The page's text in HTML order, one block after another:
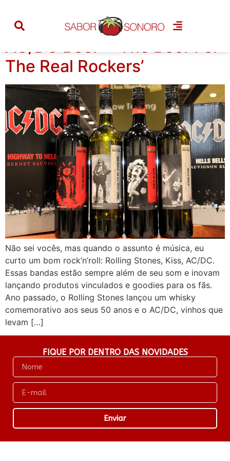
Categoria:novidade
AC/DC Beer – ‘The Beer For
The Real Rockers’
Não sei vocês, mas quando o assunto é música, eu
curto um bom rock’n’roll: Rolling Stones, Kiss, AC/DC.
Essas bandas estão sempre além de seu som e inovam
lançando produtos vinculados e goodies para os fãs.
Ano passado, o Rolling Stones lançou um whisky
comemorativo aos seus 50 anos e o AC/DC, vinhos que
levam […]
FIQUE POR DENTRO DAS NOVIDADES
Enviar